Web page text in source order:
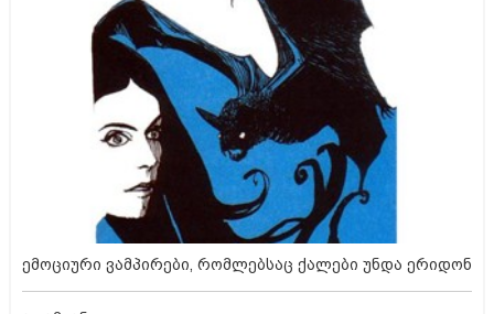
ემოციური ვამპირები, რომლებსაც ქალები უნდა ერიდონ